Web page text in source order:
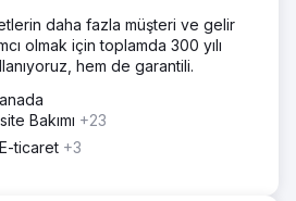
daha fazla müşteri ve gelir
olmak için toplamda 300 yılı
hem de garantili.
Bakımı +23
ticaret +3